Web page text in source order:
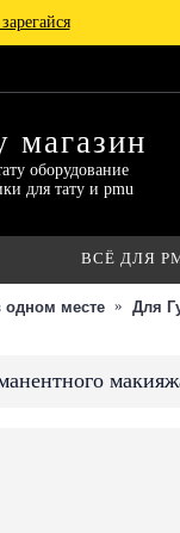
магазин
оборудование
для тату и pmu
ВСЁ ДЛЯ
одном месте Для